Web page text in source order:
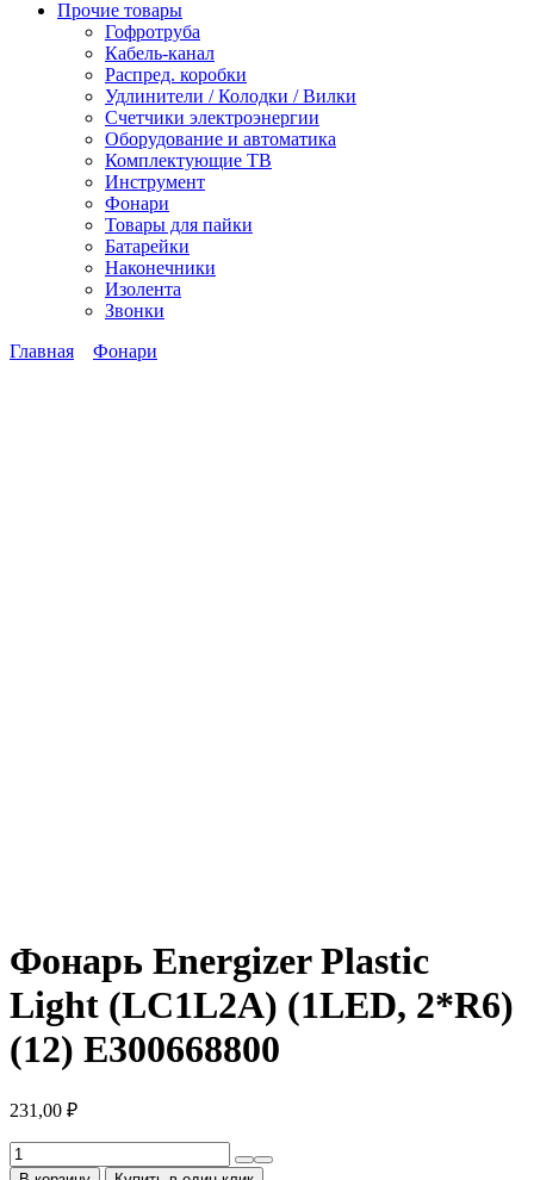
Прочие товары
Гофротруба
Кабель-канал
Распред. коробки
Удлинители / Колодки / Вилки
Счетчики электроэнергии
Оборудование и автоматика
Комплектующие ТВ
Инструмент
Фонари
Товары для пайки
Батарейки
Наконечники
Изолента
Звонки
Главная
Фонари
Фонарь Energizer Plastic
Light (LC1L2A) (1LED, 2*R6)
(12) Е300668800
231,00 ₽
Количество
товара